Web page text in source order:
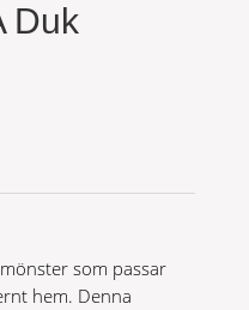
Duk
som passar
hem. Denna